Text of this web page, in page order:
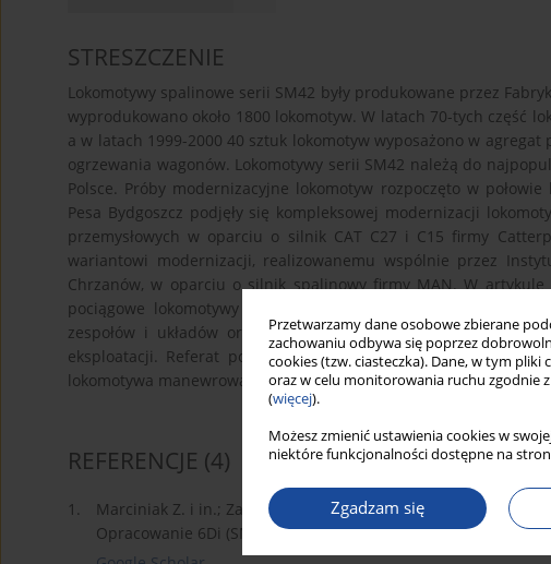
Przetwarzamy dane osobowe zbierane
zachowaniu odbywa się poprzez
cookies (tzw. ciasteczka). Dane, w tym
oraz w celu monitorowania ruchu zgodnie z
(więcej).
Możesz zmienić ustawienia cookies w
niektóre funkcjonalności dostępne na
Zgadzam się
STRESZCZENIE
Lokomotywy spalinowe serii SM42 były produkowane przez
wyprodukowano około 1800 lokomotyw. W latach 70-tych część
a w latach 1999-2000 40 sztuk lokomotyw wyposażono w
ogrzewania wagonów. Lokomotywy serii SM42 należą do
Polsce. Próby modernizacyjne lokomotyw rozpoczęto w
Pesa Bydgoszcz podjęły się kompleksowej modernizacji
przemysłowych w oparciu o silnik CAT C27 i C15 firmy
wariantowi modernizacji, realizowanemu wspólnie przez
Chrzanów, w oparciu o silnik spalinowy firmy MAN. W
pociągowe lokomotywy oraz jej podstawowe parametry.
zespołów i układów oraz zakres prób i badań będących do
eksploatacji. Referat powstał w ramach realizowanego
lokomotywa manewrowa typu 6D (serii SM42) z silnikiem
REFERENCJE (4)
1.
Marciniak Z. i in.; Założenia do projektu technicznego
Opracowanie 6Di (SM42) 0005-2, IPS TABOR Poznań, 2009.